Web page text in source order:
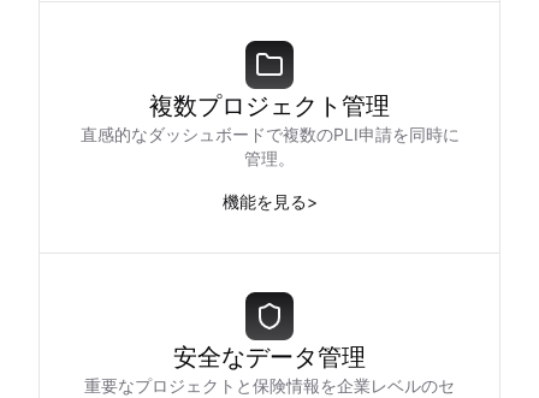
複数プロジェクト管理
直感的なダッシュボードで複数のPLI申請を同時に
管理。
機能を見る>
安全なデータ管理
重要なプロジェクトと保険情報を企業レベルのセ